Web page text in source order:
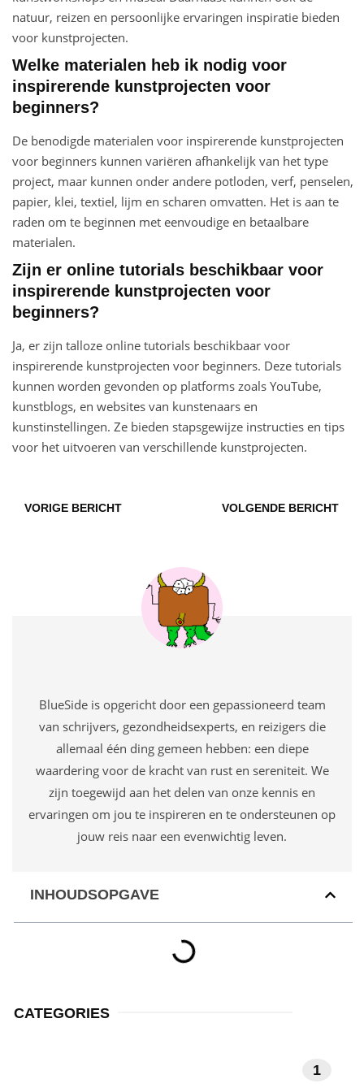
natuur, reizen en persoonlijke ervaringen inspiratie bieden
voor kunstprojecten.
Welke materialen heb ik nodig voor
inspirerende kunstprojecten voor
beginners?
De benodigde materialen voor inspirerende kunstprojecten
voor beginners kunnen variëren afhankelijk van het type
project, maar kunnen onder andere potloden, verf, penselen,
papier, klei, textiel, lijm en scharen omvatten. Het is aan te
raden om te beginnen met eenvoudige en betaalbare
materialen.
Zijn er online tutorials beschikbaar voor
inspirerende kunstprojecten voor
beginners?
Ja, er zijn talloze online tutorials beschikbaar voor
inspirerende kunstprojecten voor beginners. Deze tutorials
kunnen worden gevonden op platforms zoals YouTube,
kunstblogs, en websites van kunstenaars en
kunstinstellingen. Ze bieden stapsgewijze instructies en tips
voor het uitvoeren van verschillende kunstprojecten.
VORIGE BERICHT VOLGENDE BERICHT
BlueSide is opgericht door een gepassioneerd team
van schrijvers, gezondheidsexperts, en reizigers die
allemaal één ding gemeen hebben: een diepe
waardering voor de kracht van rust en sereniteit. We
zijn toegewijd aan het delen van onze kennis en
ervaringen om jou te inspireren en te ondersteunen op
jouw reis naar een evenwichtig leven.
INHOUDSOPGAVE
CATEGORIES
1